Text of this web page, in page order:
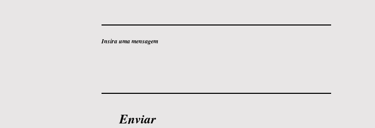
Insira uma mensagem
Enviar